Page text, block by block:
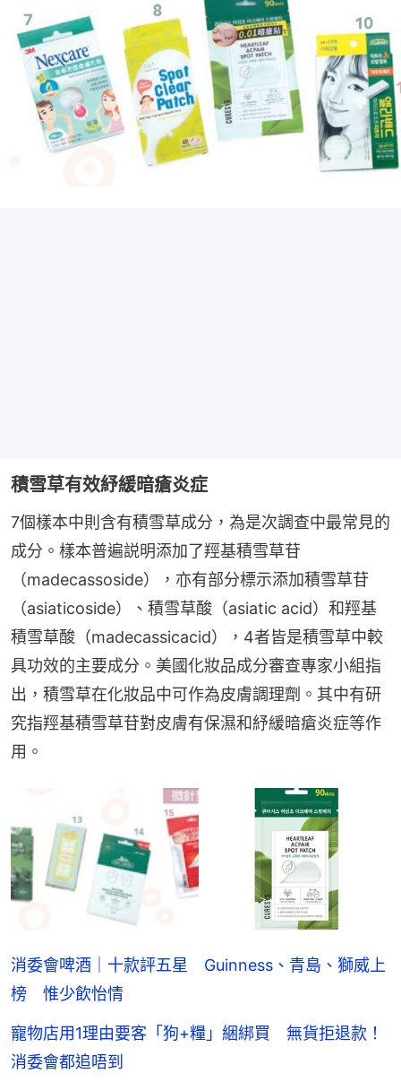
積雪草有效紓緩暗瘡炎症
7個樣本中則含有積雪草成分，為是次調查中最常見的
成分。樣本普遍説明添加了羥基積雪草苷
（madecassoside），亦有部分標示添加積雪草苷
（asiaticoside）、積雪草酸（asiatic acid）和羥基
積雪草酸（madecassicacid），4者皆是積雪草中較
具功效的主要成分。美國化妝品成分審查專家小組指
出，積雪草在化妝品中可作為皮膚調理劑。其中有研
究指羥基積雪草苷對皮膚有保濕和紓緩暗瘡炎症等作
用。
消委會啤酒｜十款評五星 Guinness、青島、獅威上
榜 惟少飲怡情
寵物店用1理由要客「狗+糧」綑綁買 無貨拒退款！
消委會都追唔到